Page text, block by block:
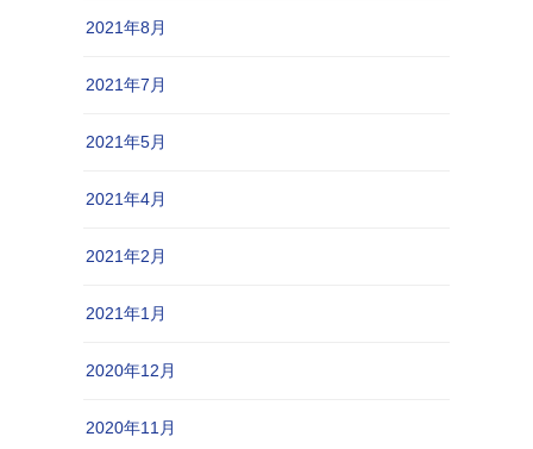
2021年8月
2021年7月
2021年5月
2021年4月
2021年2月
2021年1月
2020年12月
2020年11月